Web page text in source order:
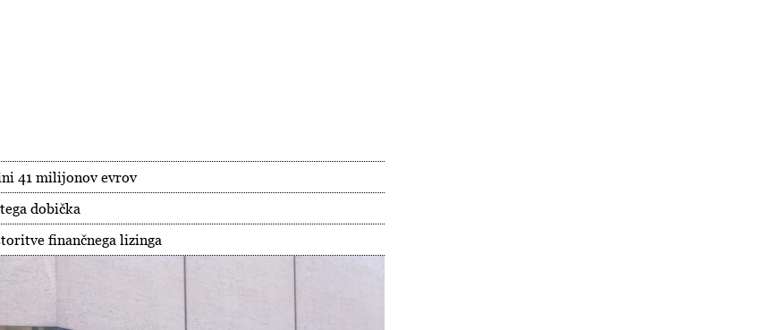
41 milijonov evrov
dobička
finančnega lizinga